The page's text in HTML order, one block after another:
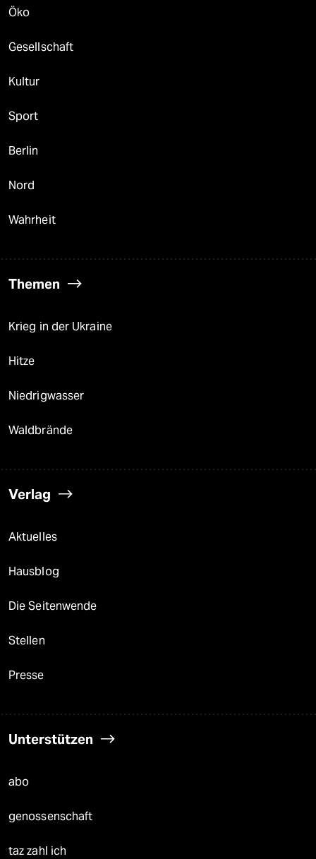
Öko
Gesellschaft
Kultur
Sport
Berlin
Nord
Wahrheit
Themen
Krieg in der Ukraine
Hitze
Niedrigwasser
Waldbrände
Verlag
Aktuelles
Hausblog
Die Seitenwende
Stellen
Presse
Unterstützen
abo
genossenschaft
taz zahl ich